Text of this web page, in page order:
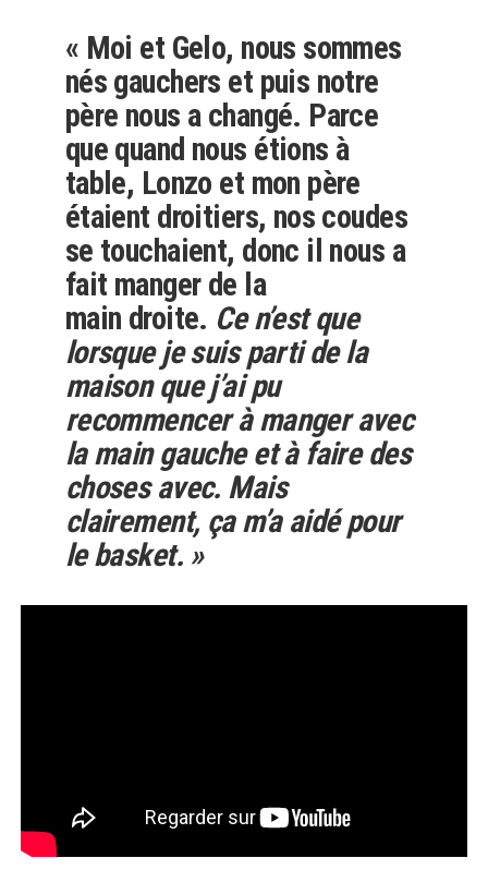
« Moi et Gelo, nous sommes
nés gauchers et puis notre
père nous a changé. Parce
que quand nous étions à
table, Lonzo et mon père
étaient droitiers, nos coudes
se touchaient, donc il nous a
fait manger de la
main droite. Ce n’est que
lorsque je suis parti de la
maison que j’ai pu
recommencer à manger avec
la main gauche et à faire des
choses avec. Mais
clairement, ça m’a aidé pour
le basket. »